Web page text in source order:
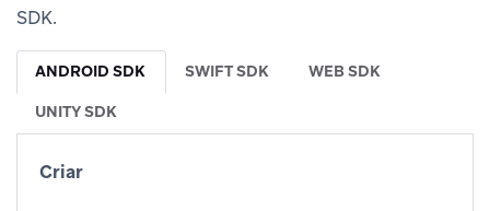
SDK.
ANDROID SDK SWIFT SDK WEB SDK
UNITY SDK
Criar